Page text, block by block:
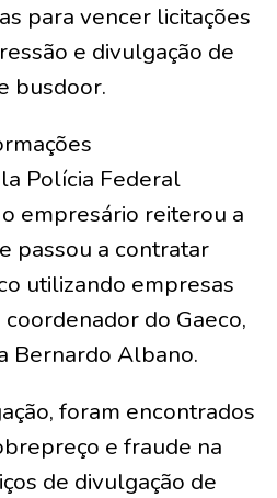
para vencer licitações
e divulgação de
busdoor.
Polícia Federal
empresário reiterou a
passou a contratar
utilizando empresas
coordenador do Gaeco,
Bernardo Albano.
foram encontrados
e fraude na
de divulgação de